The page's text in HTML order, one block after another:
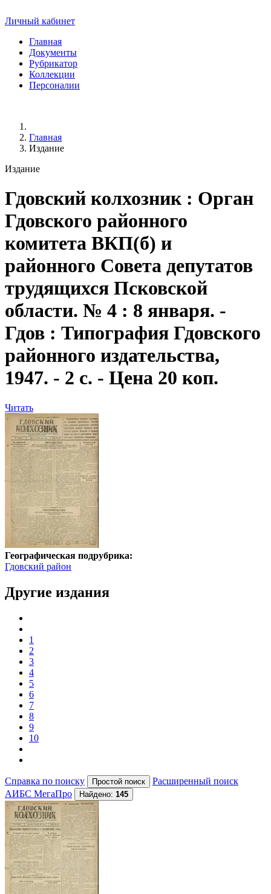
Личный кабинет
Главная
Документы
Рубрикатор
Коллекции
Персоналии
Главная
Издание
Издание
Гдовский колхозник: Орган
Гдовского районного
комитета ВКП(б) и
районного Совета депутатов
трудящихся Псковской
области. № 4 : 8 января. -
Гдов : Типография Гдовского
районного издательства,
1947. - 2 с. - Цена 20 коп.
Читать
Географическая подрубрика:
Гдовский район
Другие издания
1
2
3
4
5
6
7
8
9
10
Справка по поиску
Расширенный поиск
АИБС МегаПро
Найдено: 145